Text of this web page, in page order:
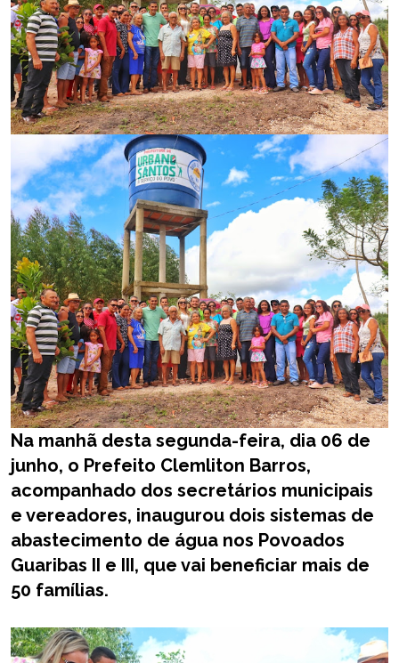
Na manhã desta segunda-feira, dia 06 de
junho, o Prefeito Clemliton Barros,
acompanhado dos secretários municipais
e vereadores, inaugurou dois sistemas de
abastecimento de água nos Povoados
Guaribas II e III, que vai beneficiar mais de
50 famílias.